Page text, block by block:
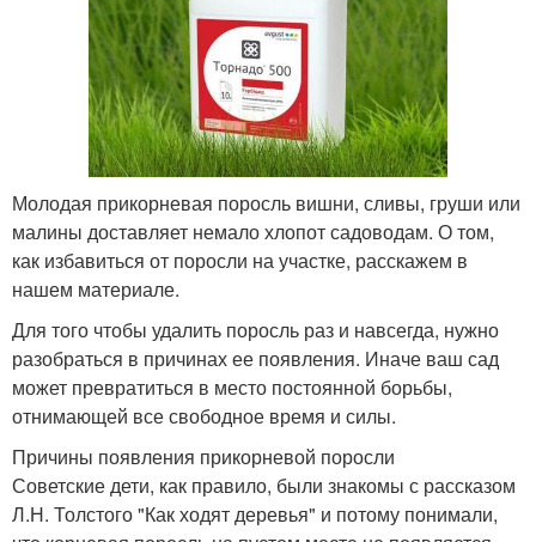
Молодая прикорневая поросль вишни, сливы, груши или
малины доставляет немало хлопот садоводам. О том,
как избавиться от поросли на участке, расскажем в
нашем материале.
Для того чтобы удалить поросль раз и навсегда, нужно
разобраться в причинах ее появления. Иначе ваш сад
может превратиться в место постоянной борьбы,
отнимающей все свободное время и силы.
Причины появления прикорневой поросли
Советские дети, как правило, были знакомы с рассказом
Л.Н. Толстого "Как ходят деревья" и потому понимали,